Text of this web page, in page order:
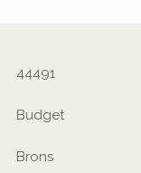
44491
Budget
Brons